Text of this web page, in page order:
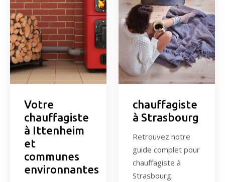
Votre
chauffagiste
à Ittenheim
et
communes
environnantes
chauffagiste
à Strasbourg
Retrouvez notre
guide complet pour
chauffagiste à
Strasbourg.